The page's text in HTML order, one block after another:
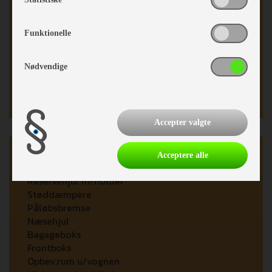
Karrosseri, Chassis & Magasiner
Reservehjul m/holder
Støddæmpere
Påløbsbremse
Næsehjul
Bagageboks
Frontboks
Opbev.rum u/vognen
Funktionelle
Nødvendige
Accepter valgte
Acceptere alle